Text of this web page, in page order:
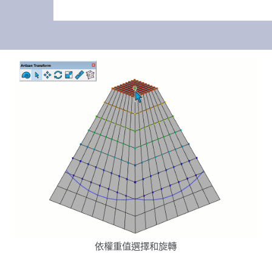
依權重值選擇和旋轉